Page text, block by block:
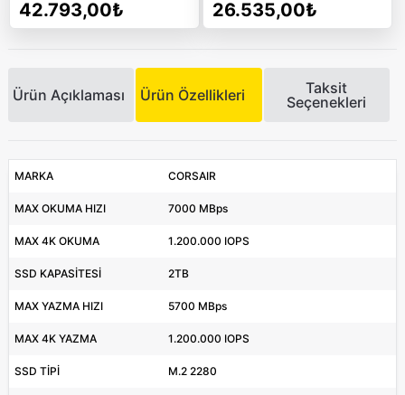
Yazma M.2 SSD
42.793,00₺
F2000GBMP700PRO
26.535,00₺
Ürün Açıklaması Ürün Özellikleri
Taksit
Seçenekleri
MARKA CORSAIR
MAX OKUMA HIZI 7000 MBps
MAX 4K OKUMA 1.200.000 IOPS
SSD KAPASİTESİ 2TB
MAX YAZMA HIZI 5700 MBps
MAX 4K YAZMA 1.200.000 IOPS
SSD TİPİ M.2 2280